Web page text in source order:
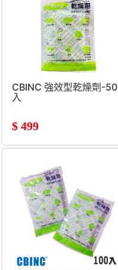
CBINC 強效型乾燥劑-50
入
$ 499